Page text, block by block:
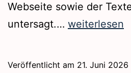
Webseite sowie der
untersagt.… Webshop
weiterlesen
Veröffentlicht am 21. Juni 2026